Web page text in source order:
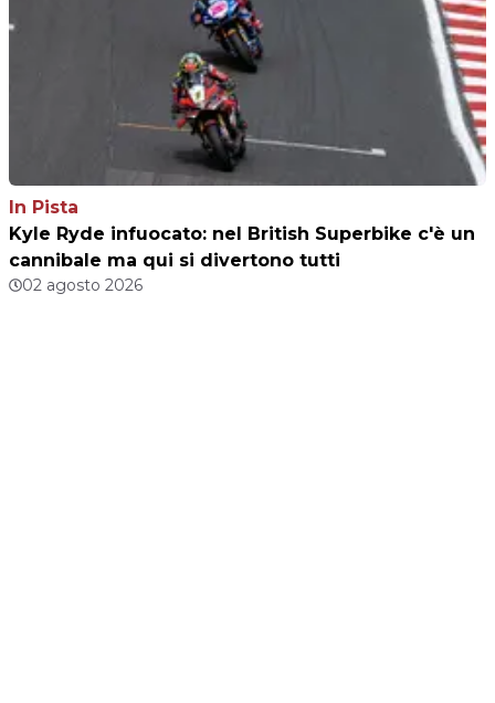
In Pista
Kyle Ryde infuocato: nel British Superbike c'è un
cannibale ma qui si divertono tutti
02 agosto 2026